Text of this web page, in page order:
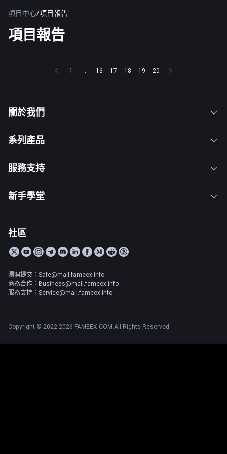
項目中心/項目報告
項目報告
1 ... 16 17 18 19 20
關於我們
系列產品
服務支持
新手學堂
社區
漏洞提交：Safe@mail.fameex.info
商務合作：Business@mail.fameex.info
服務支持：Service@mail.fameex.info
Copyright © 2022-2026 FAMEEX.COM All Rights Reserved